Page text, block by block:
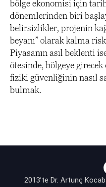
bölge ekonomisi için
dönemlerinden biri
belirsizlikler, projenin
beyanı” olarak kalma
Piyasanın asıl beklenti
ötesinde, bölgeye
fiziki güvenliğinin nasıl
bulmak.
2013’te Dr. Artunç